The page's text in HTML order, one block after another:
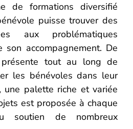
de formations diversifié
puisse trouver des
aux problématiques
son accompagnement. De
présente tout au long de
les bénévoles dans leur
une palette riche et variée
est proposée à chaque
soutien de nombreux